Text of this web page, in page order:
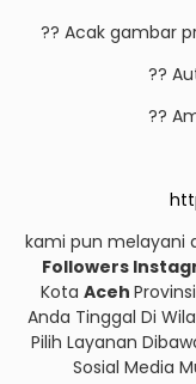
?? Acak gambar
??
??
kami pun melayani
Followers
Kota Aceh Provinsi
Anda Tinggal Di
Pilih Layanan
Sosial Media